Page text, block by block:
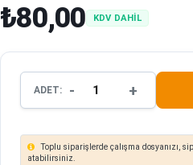
₺80,00 KDV DAHİL
ADET: - +
Toplu siparişlerde çalışma dosyanızı,
atabilirsiniz.